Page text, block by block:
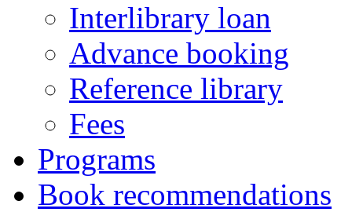
Interlibrary loan
Advance booking
Reference library
Fees
Programs
Book recommendations